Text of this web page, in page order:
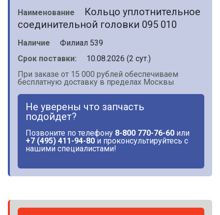
Наименование
Кольцо уплотнительное
соединительной головки 095 010
Наличие
Филиал 539
Срок поставки:
10.08.2026 (2 сут.)
При заказе от 15 000 рублей обеспечиваем
бесплатную доставку в пределах Москвы
Не уверены что запчасть
подойдет?
Позвоните по телефону 8-800 770-76-60 или
+7 (495) 411-94-80 и проконсультируйтесь с
нашими специалистами!